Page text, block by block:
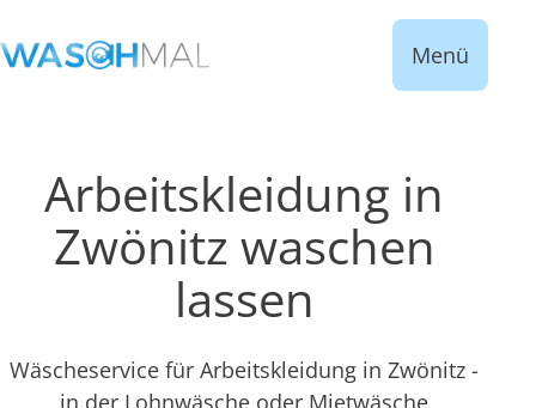
Menü
Arbeitskleidung in
Zwönitz waschen
lassen
Wäscheservice für Arbeitskleidung in Zwönitz -
in der Lohnwäsche oder Mietwäsche